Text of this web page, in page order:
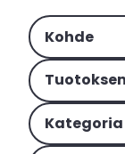
Kohde
Kategoria